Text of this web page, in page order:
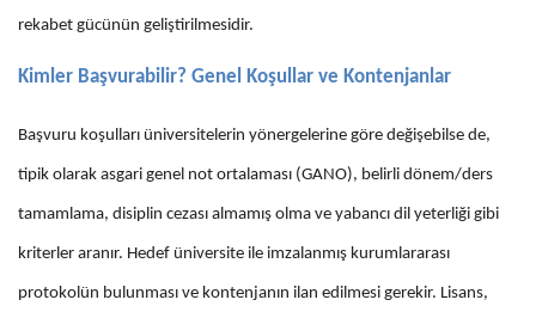
rekabet gücünün geliştirilmesidir.
Kimler Başvurabilir? Genel Koşullar ve Kontenjanlar
Başvuru koşulları üniversitelerin yönergelerine göre değişebilse de,
tipik olarak asgari genel not ortalaması (GANO), belirli dönem/ders
tamamlama, disiplin cezası almamış olma ve yabancı dil yeterliği gibi
kriterler aranır. Hedef üniversite ile imzalanmış kurumlararası
protokolün bulunması ve kontenjanın ilan edilmesi gerekir. Lisans,